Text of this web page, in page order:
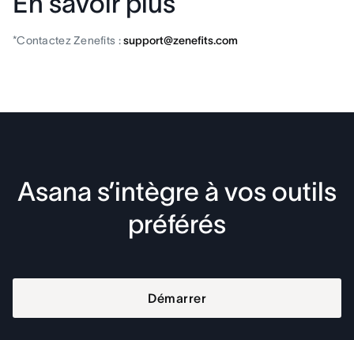
*Contactez Zenefits :support@zenefits.com
Asana s’intègre à vos outils
préférés
Démarrer